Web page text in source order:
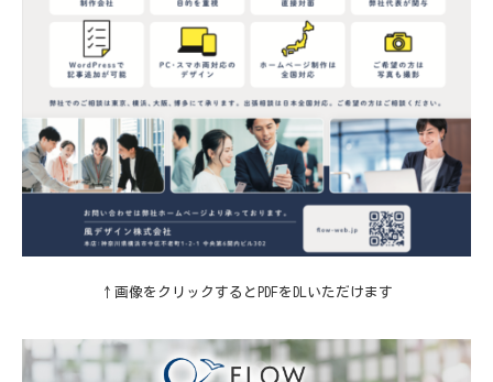
↑画像をクリックするとPDFをDLいただけます